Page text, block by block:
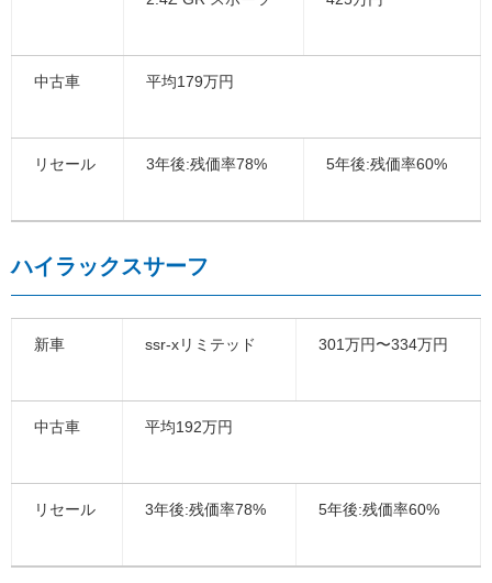
中古車 平均179万円
リセール 3年後:残価率78% 5年後:残価率60%
ハイラックスサーフ
新車 ssr-xリミテッド 301万円〜334万円
中古車 平均192万円
リセール 3年後:残価率78% 5年後:残価率60%